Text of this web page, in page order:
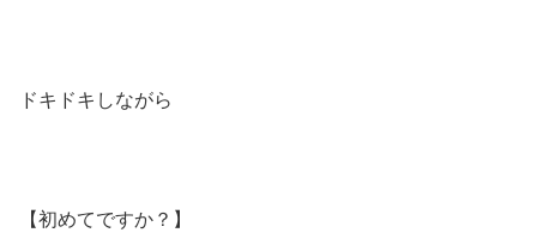
ドキドキしながら
【初めてですか？】